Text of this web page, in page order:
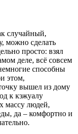
случайный,
можно сделать
просто: взял
деле, всё совсем
способны
этом,
вышел из дому
к кэжуалу
массу людей,
да – комфортно и